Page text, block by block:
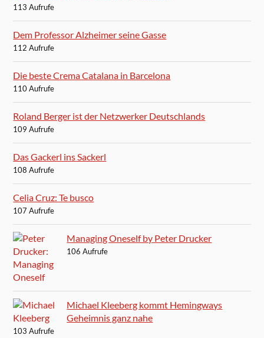
113 Aufrufe
Dem Professor Alzheimer seine Gasse
112 Aufrufe
Die beste Crema Catalana in Barcelona
110 Aufrufe
Roland Berger ist der Netzwerker Deutschlands
109 Aufrufe
Das Gackerl ins Sackerl
108 Aufrufe
Celia Cruz: Te busco
107 Aufrufe
Managing Oneself by Peter Drucker
106 Aufrufe
Michael Kleeberg kommt Hemingways
Geheimnis ganz nahe
103 Aufrufe